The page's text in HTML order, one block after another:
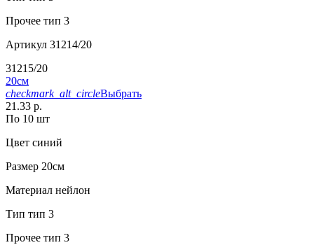
Прочее тип 3
Артикул 31214/20
31215/20
20см
checkmark_alt_circleВыбрать
21.33 р.
По 10 шт
Цвет синий
Размер 20см
Материал нейлон
Тип тип 3
Прочее тип 3